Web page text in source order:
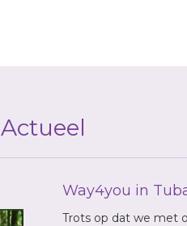
Actueel
Way4you in
Trots op dat we met